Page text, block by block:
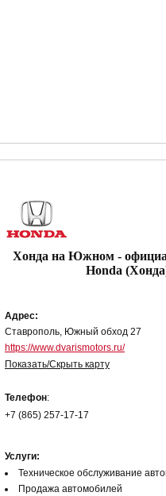
Хонда на Южном -
Honda
Адрес:
Ставрополь, Южный обход 27
https://www.dvarismotors.ru/
Показать/Скрыть карту
Телефон:
+7 (865) 257-17-17
Услуги:
Техническое обслуживание
Продажа автомобилей